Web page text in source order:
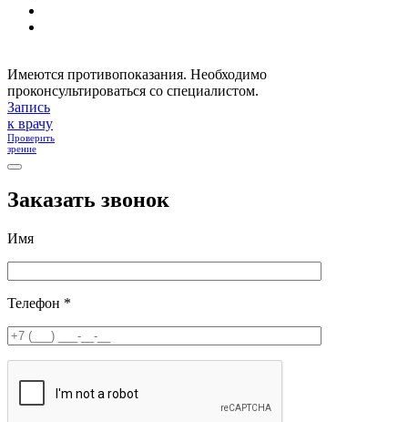
Имеются противопоказания. Необходимо
проконсультироваться со специалистом.
Запись
к врачу
Проверить
зрение
Заказать звонок
Имя
Телефон *